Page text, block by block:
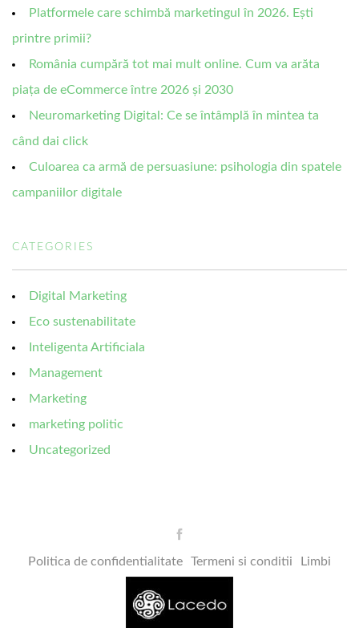
Platformele care schimbă marketingul în 2026. Ești
printre primii?
România cumpără tot mai mult online. Cum va arăta
piața de eCommerce între 2026 și 2030
Neuromarketing Digital: Ce se întâmplă în mintea ta
când dai click
Culoarea ca armă de persuasiune: psihologia din spatele
campaniilor digitale
CATEGORIES
Digital Marketing
Eco sustenabilitate
Inteligenta Artificiala
Management
Marketing
marketing politic
Uncategorized
Politica de confidentialitate Termeni si conditii Limbi